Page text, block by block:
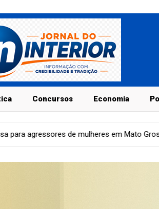
Concursos Economia
em Mato Grosso do Sul